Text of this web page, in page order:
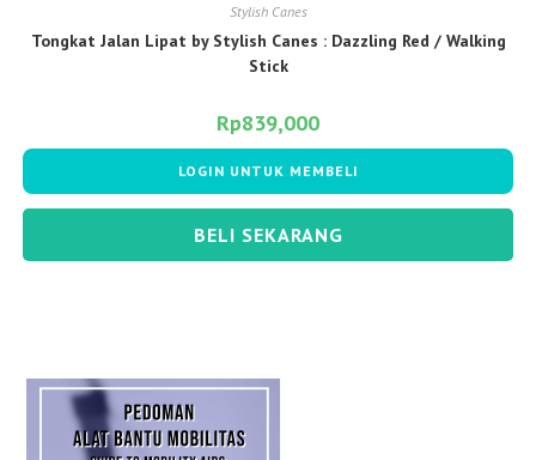
Stylish Canes
Tongkat Jalan Lipat by Stylish Canes : Dazzling Red / Walking
Stick
Rp839,000
LOGIN UNTUK MEMBELI
BELI SEKARANG